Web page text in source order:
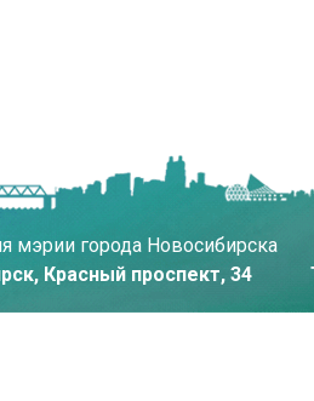
мэрии города Новосибирска
Красный проспект, 34